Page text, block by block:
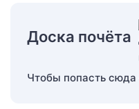
Доска почёта
Чтобы попасть сюда